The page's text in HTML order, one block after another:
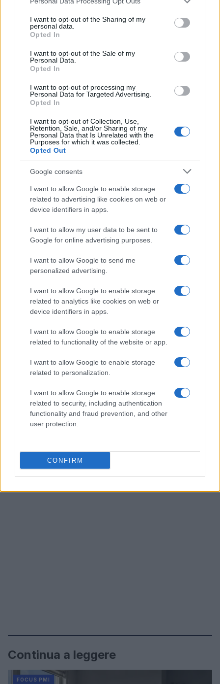
not limited to your visit or usage behaviour. You may click to
grant or deny consent to Google and its third-party tags to
use your data for below specified purposes in below Google
consent section.
I want to opt-out of the Sharing of my
personal data.
Opted In
I want to opt-out of the Sale of my
Personal Data.
Opted In
I want to opt-out of processing my
Personal Data for Targeted Advertising.
Opted In
I want to opt-out of Collection, Use,
Retention, Sale, and/or Sharing of my
Personal Data that Is Unrelated with the
Purposes for which it was collected.
Opted Out
Google consents
I want to allow Google to enable storage
related to advertising like cookies on web or
device identifiers in apps.
I want to allow my user data to be sent to
Google for online advertising purposes.
I want to allow Google to send me
personalized advertising.
I want to allow Google to enable storage
related to analytics like cookies on web or
device identifiers in apps.
I want to allow Google to enable storage
related to functionality of the website or app.
I want to allow Google to enable storage
related to personalization.
I want to allow Google to enable storage
related to security, including authentication
functionality and fraud prevention, and other
user protection.
CONFIRM
Implementazione e miglioramento
continuo: dalla teoria ai risultati
L’implementazione efficace procede per
mirati e scalabili. Una sequenza tipica prevede: 1)
selezione di una sede o un team, 2) pacchetto di
adesione, tempi, costi ed emissioni, 4) estensione
graduale con adattamenti locali. Il ciclo PDCA
guida gli aggiustamenti: rimuovere barriere,
fiducia e partecipazione. Nel tempo, il piano
diventa un abilitatore di attrazione talenti,
dimostrando che una governance snella, indicatori
davvero come l’azienda si muove.
AUTORE
Linda Pellegrini
Linda Pellegrini ha raccontato da Genova il
processo di riconversione dell'ex area
portuale entrando in Comune per un'intervista
decisiva; è caporedattore con responsabilità
sulle rubriche storiche e propone in
Laureata all'Università di Genova, conserva
un archivio di fotografie d'epoca della città.
Continua a leggere
FOCUS PMI